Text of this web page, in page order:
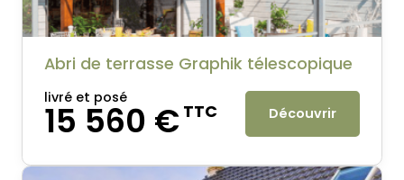
Abri de terrasse Graphik télescopique
livré et posé
15 560 €TTC Découvrir